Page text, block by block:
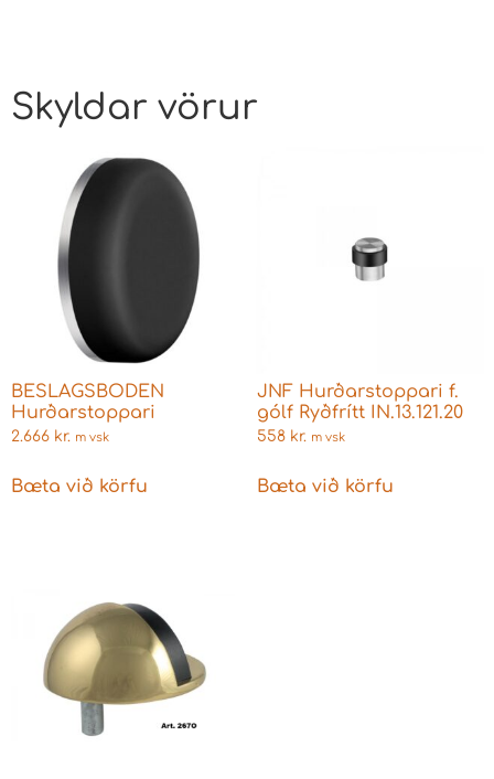
Skyldar vörur
BESLAGSBODEN
Hurðarstoppari
2.666 kr. m vsk
Bæta við körfu
JNF Hurðarstoppari f.
gólf Ryðfrítt IN.13.121.20
558 kr. m vsk
Bæta við körfu